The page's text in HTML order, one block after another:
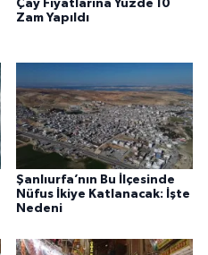
Çay Fiyatlarına Yüzde 10
Zam Yapıldı
Şanlıurfa’nın Bu İlçesinde
Nüfus İkiye Katlanacak: İşte
Nedeni